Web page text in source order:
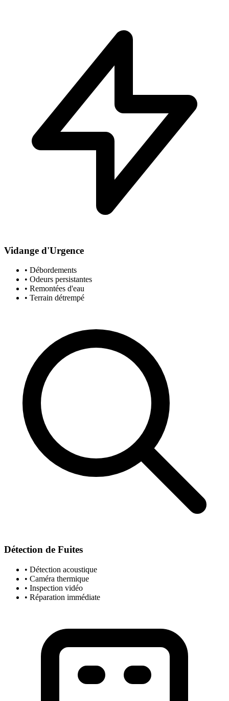
Vidange d'Urgence
• Débordements
• Odeurs persistantes
• Remontées d'eau
• Terrain détrempé
Détection de Fuites
• Détection acoustique
• Caméra thermique
• Inspection vidéo
• Réparation immédiate